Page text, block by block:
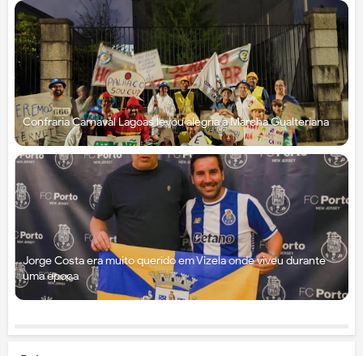
Confraria Carnaval Lagoas levou alegria à Marcha Gualteriana
Jorge Costa era muito querido em Vizela onde viveu durante
uma época